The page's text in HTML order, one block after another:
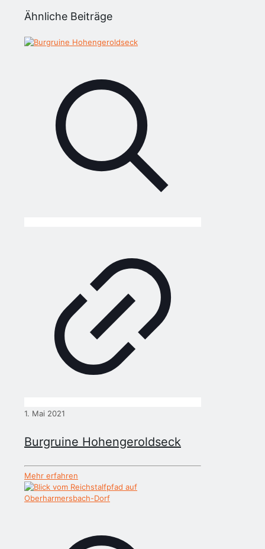
Ähnliche Beiträge
1. Mai 2021
Burgruine Hohengeroldseck
Mehr erfahren